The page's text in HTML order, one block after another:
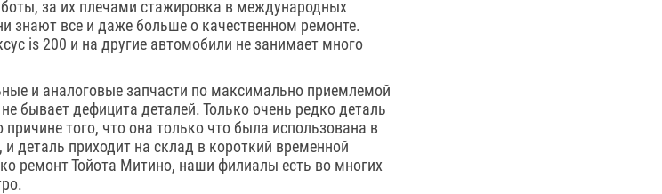
за их плечами стажировка в международных
знают все и даже больше о качественном ремонте.
is 200 и на другие автомобили не занимает много
и аналоговые запчасти по максимально приемлемой
бывает дефицита деталей. Только очень редко деталь
того, что она только что была использована в
деталь приходит на склад в короткий временной
ремонт Тойота Митино, наши филиалы есть во многих